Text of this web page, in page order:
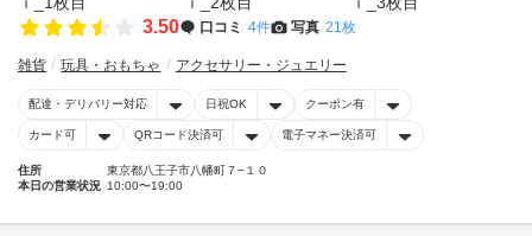
3.50 口コミ 4件 写真 21枚
雑貨 玩具・おもちゃ アクセサリー・ジュエリー
配達・デリバリー対応 日祝OK クーポン有
カード可 QRコード決済可 電子マネー決済可
住所
東京都八王子市八幡町７−１０
本日の営業状況 10:00〜19:00